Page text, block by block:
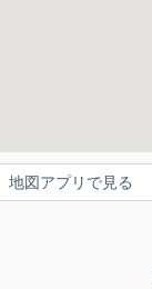
地図アプリで見る